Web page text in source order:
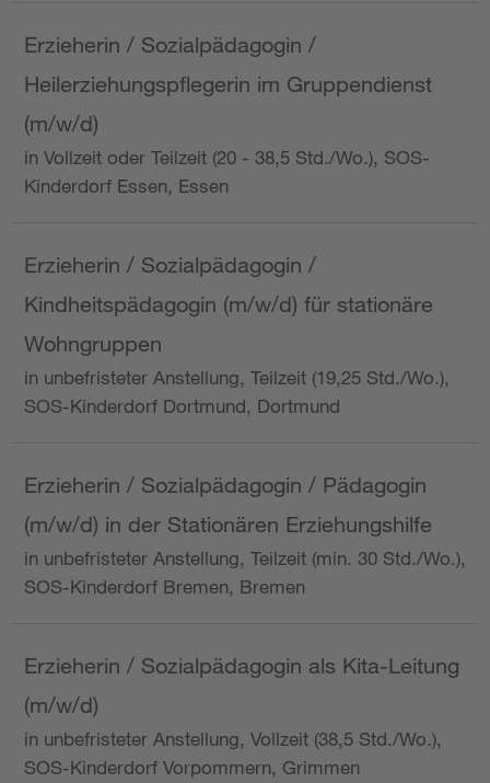
Erzieherin / Sozialpädagogin /
Heilerziehungspflegerin im Gruppendienst
(m/w/d)
in Vollzeit oder Teilzeit (20 - 38,5 Std./Wo.), SOS-
Kinderdorf Essen, Essen
Erzieherin / Sozialpädagogin /
Kindheitspädagogin (m/w/d) für stationäre
Wohngruppen
in unbefristeter Anstellung, Teilzeit (19,25 Std./Wo.),
SOS-Kinderdorf Dortmund, Dortmund
Erzieherin / Sozialpädagogin / Pädagogin
(m/w/d) in der Stationären Erziehungshilfe
in unbefristeter Anstellung, Teilzeit (min. 30 Std./Wo.),
SOS-Kinderdorf Bremen, Bremen
Erzieherin / Sozialpädagogin als Kita-Leitung
(m/w/d)
in unbefristeter Anstellung, Vollzeit (38,5 Std./Wo.),
SOS-Kinderdorf Vorpommern, Grimmen